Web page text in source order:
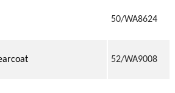
50/WA8624
52/WA9008